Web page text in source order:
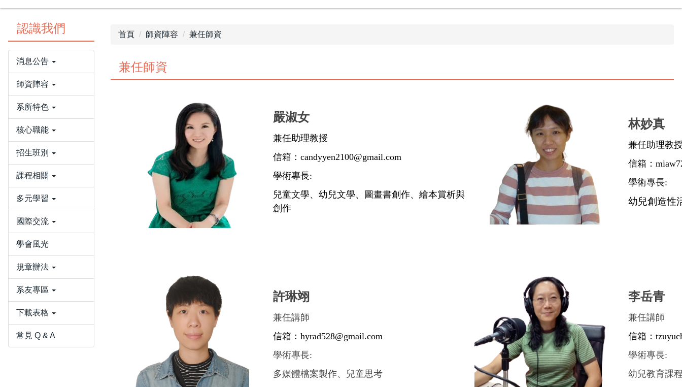
認識我們
消息公告
師資陣容
系所特色
核心職能
招生班別
課程相關
多元學習
國際交流
學會風光
規章辦法
系友專區
下載表格
常見 Q & A
首頁 師資陣容 兼任師資
兼任師資
嚴淑女
兼任助理教授
信箱：candyyen2100@gmail.com
學術專長:
兒童文學、幼兒文學、圖畫書創作、繪本賞析與
創作
林妙真
兼任助理教
信箱：
學術專長:
幼兒創造性
許琳翊
兼任講師
信箱： hyrad528@gmail.com
學術專長:
多媒體檔案製作、兒童思考
李岳青
兼任講師
信箱：
學術專長:
幼兒教育課